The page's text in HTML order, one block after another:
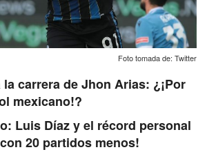
Foto tomada de: Twitter
carrera de Jhon Arias: ¿¡Por
mexicano!?
Luis Díaz y el récord personal
20 partidos menos!